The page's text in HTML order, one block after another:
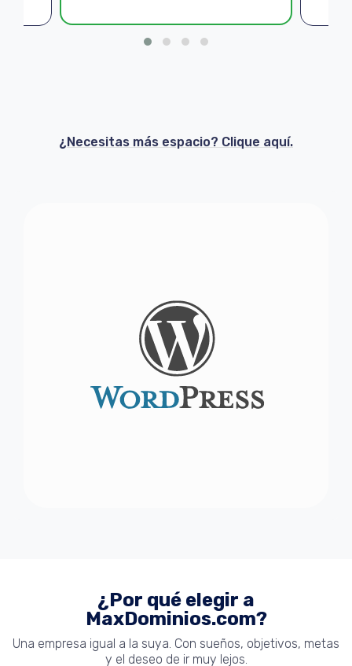
¿Necesitas más espacio? Clique aquí.
¿Por qué elegir a
MaxDominios.com?
Una empresa igual a la suya. Con sueños, objetivos, metas
y el deseo de ir muy lejos.